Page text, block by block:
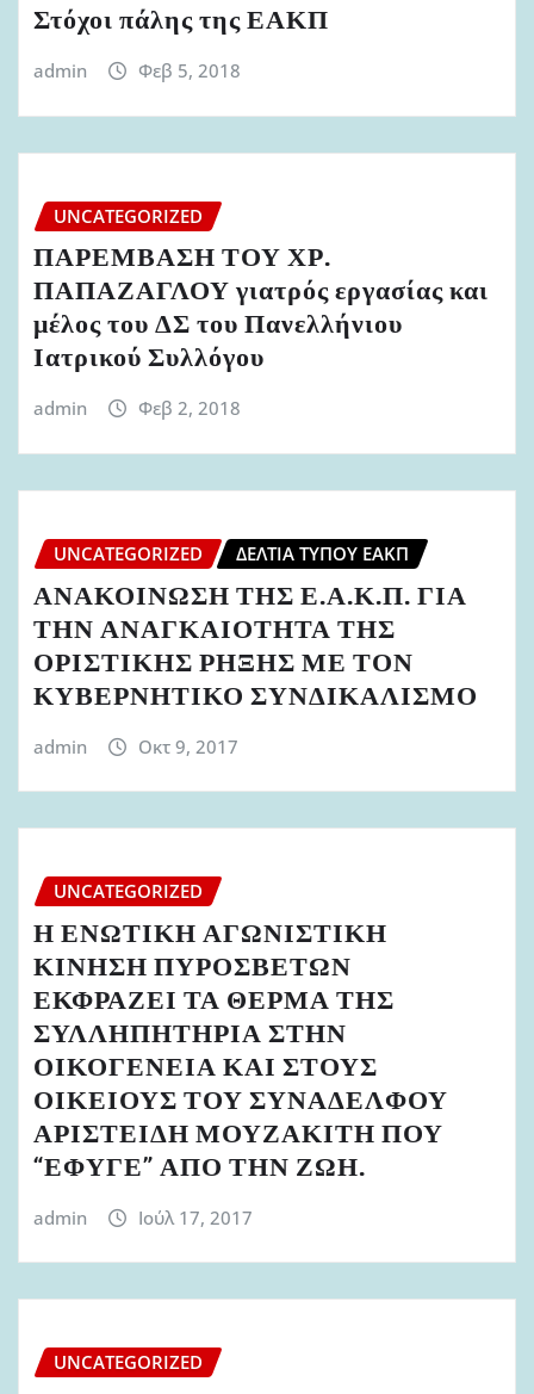
Στόχοι πάλης της ΕΑΚΠ
admin Φεβ 5, 2018
UNCATEGORIZED
ΠΑΡΕΜΒΑΣΗ ΤΟΥ ΧΡ.
ΠΑΠΑΖΑΓΛΟΥ γιατρός εργασίας και
μέλος του ΔΣ του Πανελλήνιου
Ιατρικού Συλλόγου
admin Φεβ 2, 2018
UNCATEGORIZED ΔΕΛΤΊΑ ΤΎΠΟΥ ΕΑΚΠ
ΑΝΑΚΟΙΝΩΣΗ ΤΗΣ Ε.Α.Κ.Π. ΓΙΑ
ΤΗΝ ΑΝΑΓΚΑΙΟΤΗΤΑ ΤΗΣ
ΟΡΙΣΤΙΚΗΣ ΡΗΞΗΣ ΜΕ ΤΟΝ
ΚΥΒΕΡΝΗΤΙΚΟ ΣΥΝΔΙΚΑΛΙΣΜΟ
admin Οκτ 9, 2017
UNCATEGORIZED
Η ΕΝΩΤΙΚΗ ΑΓΩΝΙΣΤΙΚΗ
ΚΙΝΗΣΗ ΠΥΡΟΣΒΕΤΩΝ
ΕΚΦΡΑΖΕΙ ΤΑ ΘΕΡΜΑ ΤΗΣ
ΣΥΛΛΗΠΗΤΗΡΙΑ ΣΤΗΝ
ΟΙΚΟΓΕΝΕΙΑ ΚΑΙ ΣΤΟΥΣ
ΟΙΚΕΙΟΥΣ ΤΟΥ ΣΥΝΑΔΕΛΦΟΥ
ΑΡΙΣΤΕΙΔΗ ΜΟΥΖΑΚΙΤΗ ΠΟΥ
“ΕΦΥΓΕ” ΑΠΟ ΤΗΝ ΖΩΗ.
admin Ιούλ 17, 2017
UNCATEGORIZED